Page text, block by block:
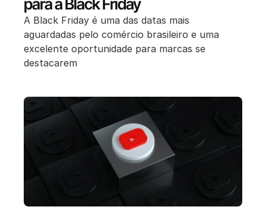
para a Black Friday
A Black Friday é uma das datas mais
aguardadas pelo comércio brasileiro e uma
excelente oportunidade para marcas se
destacarem